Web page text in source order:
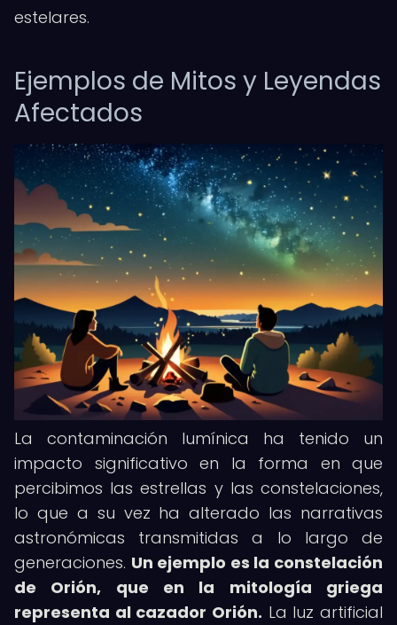
estelares.
Ejemplos de Mitos y Leyendas
Afectados
La contaminación lumínica ha tenido un
impacto significativo en la forma en que
percibimos las estrellas y las constelaciones,
lo que a su vez ha alterado las narrativas
astronómicas transmitidas a lo largo de
generaciones. Un ejemplo es la constelación
de Orión, que en la mitología griega
representa al cazador Orión. La luz artificial